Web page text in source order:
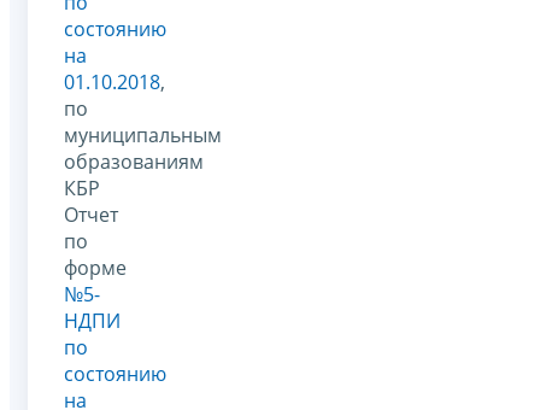
состоянию
на
01.10.2018,
по
муниципальным
образованиям
КБР
Отчет
по
форме
№5-
НДПИ
по
состоянию
на